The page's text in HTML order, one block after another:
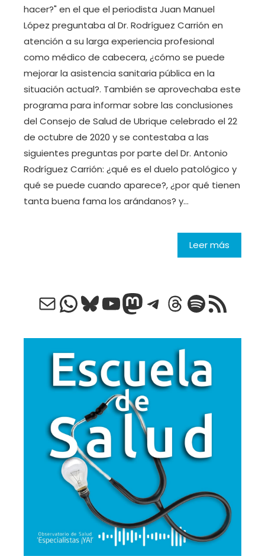
hacer?" en el que el periodista Juan Manuel
López preguntaba al Dr. Rodríguez Carrión en
atención a su larga experiencia profesional
como médico de cabecera, ¿cómo se puede
mejorar la asistencia sanitaria pública en la
situación actual?. También se aprovechaba este
programa para informar sobre las conclusiones
del Consejo de Salud de Ubrique celebrado el 22
de octubre de 2020 y se contestaba a las
siguientes preguntas por parte del Dr. Antonio
Rodríguez Carrión: ¿qué es el duelo patológico y
qué se puede cuando aparece?, ¿por qué tienen
tanta buena fama los arándanos? y…
Leer más
Correo electrónico
WhatsApp
Bluesky
YouTube
Mastodon
Telegram
Threads
Spotify
Feed RSS